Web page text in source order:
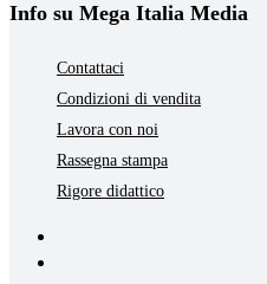
Info su Mega Italia Media
Contattaci
Condizioni di vendita
Lavora con noi
Rassegna stampa
Rigore didattico